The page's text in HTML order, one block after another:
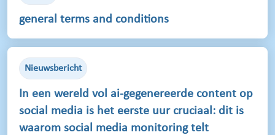
general terms and conditions
Nieuwsbericht
In een wereld vol ai-gegenereerde content op
social media is het eerste uur cruciaal: dit is
waarom social media monitoring telt